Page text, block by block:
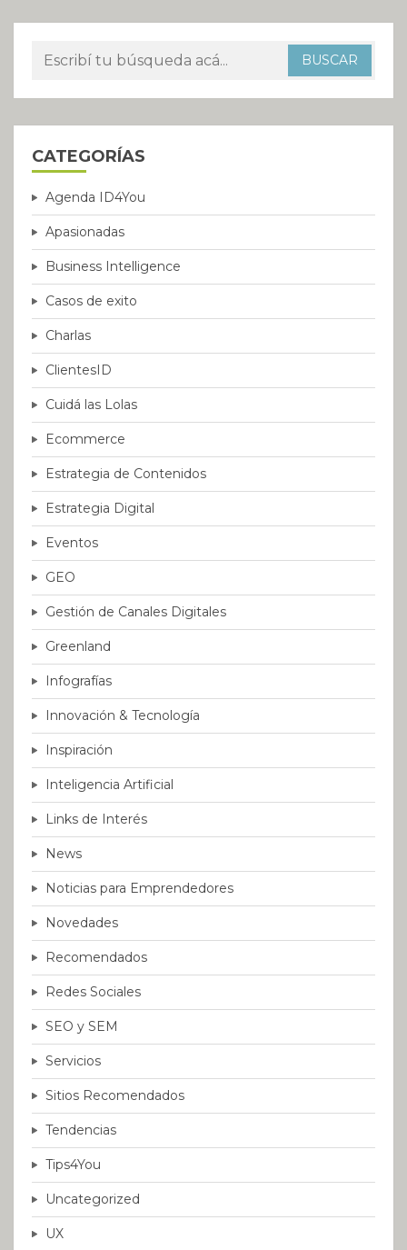
CATEGORÍAS
Agenda ID4You
Apasionadas
Business Intelligence
Casos de exito
Charlas
ClientesID
Cuidá las Lolas
Ecommerce
Estrategia de Contenidos
Estrategia Digital
Eventos
GEO
Gestión de Canales Digitales
Greenland
Infografías
Innovación & Tecnología
Inspiración
Inteligencia Artificial
Links de Interés
News
Noticias para Emprendedores
Novedades
Recomendados
Redes Sociales
SEO y SEM
Servicios
Sitios Recomendados
Tendencias
Tips4You
Uncategorized
UX